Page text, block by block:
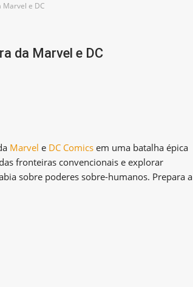
e DC
da Marvel e DC
Marvel e DC Comics em uma batalha épica
fronteiras convencionais e explorar
sobre poderes sobre-humanos. Prepara a